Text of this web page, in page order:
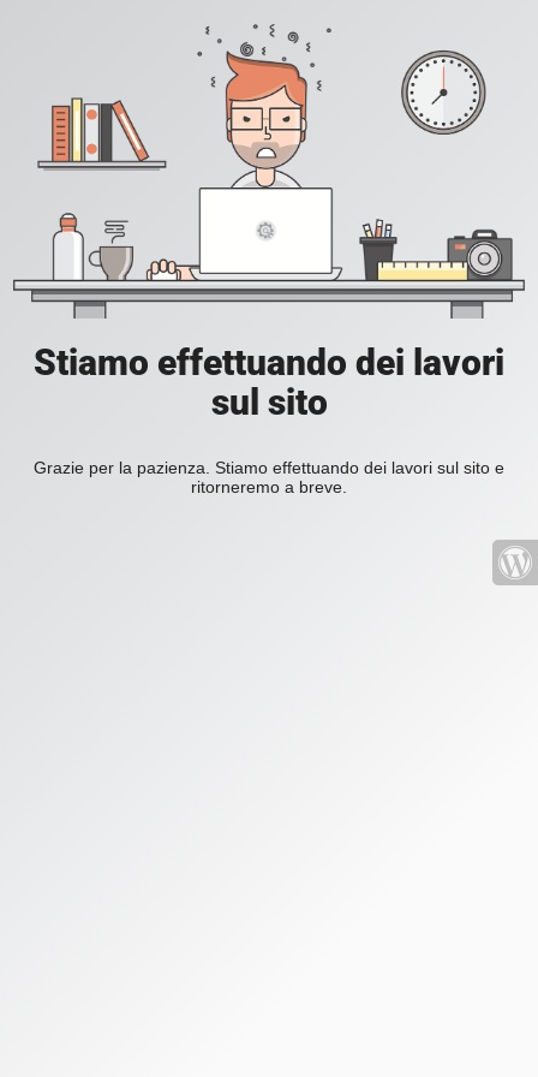
Stiamo effettuando dei lavori
sul sito
Grazie per la pazienza. Stiamo effettuando dei lavori sul sito e
ritorneremo a breve.